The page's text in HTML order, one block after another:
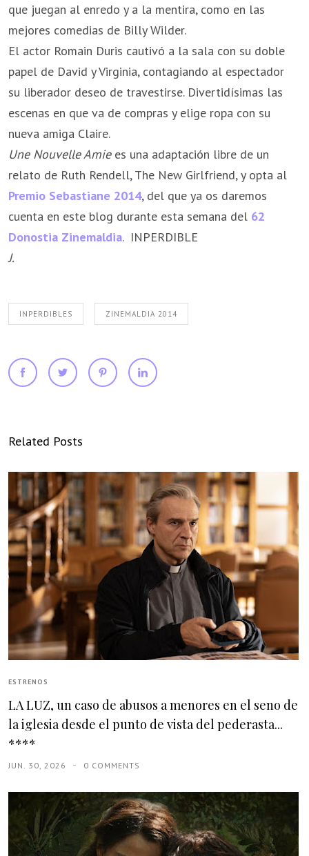
que juegan al enredo y a la mentira, como en las
mejores comedias de Billy Wilder.
El actor Romain Duris cautivó a la sala con su doble
papel de David y Virginia, contagiando al espectador
su liberador deseo de travestirse. Divertidísimas las
escenas en que va de compras y elige ropa con su
nueva amiga Claire.
Une Nouvelle Amie es una adaptación libre de un
relato de Ruth Rendell,The New Girlfriend, y opta al
Premio Sebastiane 2014, del que ya os daremos
cuenta en este blog durante esta semana del 62
Donostia Zinemaldia. INPERDIBLE
J.
INPERDIBLES ZINEMALDIA 2014
Related Posts
ESTRENOS
LA LUZ, un caso de abusos a menores en el seno de
la iglesia desde el punto de vista del pederasta...
****
JUN. 30, 2026 0 COMMENTS